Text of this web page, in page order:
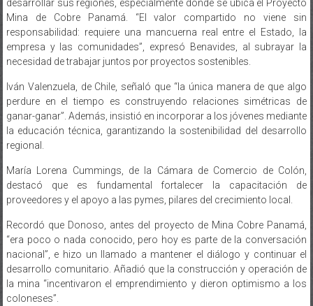
Mina de Cobre Panamá. “El valor compartido no viene sin
responsabilidad: requiere una mancuerna real entre el Estado, la
empresa y las comunidades”, expresó Benavides, al subrayar la
necesidad de trabajar juntos por proyectos sostenibles.
perdure en el tiempo es construyendo relaciones simétricas de
ganar-ganar”. Además, insistió en incorporar a los jóvenes mediante
la educación técnica, garantizando la sostenibilidad del desarrollo
regional.
destacó que es fundamental fortalecer la capacitación de
proveedores y el apoyo a las pymes, pilares del crecimiento local.
“era poco o nada conocido, pero hoy es parte de la conversación
nacional”, e hizo un llamado a mantener el diálogo y continuar el
desarrollo comunitario. Añadió que la construcción y operación de
la mina “incentivaron el emprendimiento y dieron optimismo a los
coloneses”.